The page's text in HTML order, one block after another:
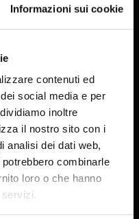
Informazioni sui cookie
contenuti ed
social media e per
inoltre
il nostro sito con i
analisi dei dati web,
combinarle
loro o che hanno